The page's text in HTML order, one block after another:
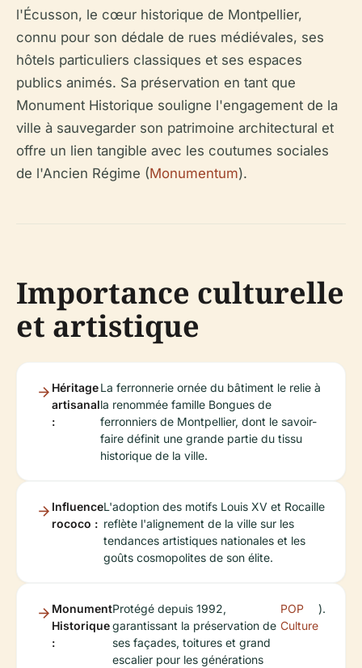
l'Écusson, le cœur historique de Montpellier,
connu pour son dédale de rues médiévales, ses
hôtels particuliers classiques et ses espaces
publics animés. Sa préservation en tant que
Monument Historique souligne l'engagement de la
ville à sauvegarder son patrimoine architectural et
offre un lien tangible avec les coutumes sociales
de l'Ancien Régime (Monumentum).
Importance culturelle
et artistique
Héritage
artisanal
:
La ferronnerie ornée du bâtiment le relie à
la renommée famille Bongues de
ferronniers de Montpellier, dont le savoir-
faire définit une grande partie du tissu
historique de la ville.
Influence
rococo :
L'adoption des motifs Louis XV et Rocaille
reflète l'alignement de la ville sur les
tendances artistiques nationales et les
goûts cosmopolites de son élite.
Monument
Historique
:
Protégé depuis 1992,
garantissant la préservation de
ses façades, toitures et grand
escalier pour les générations
POP
Culture
).